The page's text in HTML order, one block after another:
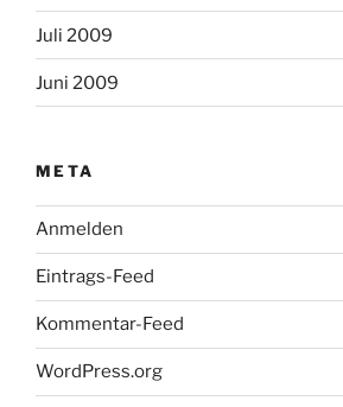
Juli 2009
Juni 2009
META
Anmelden
Eintrags-Feed
Kommentar-Feed
WordPress.org